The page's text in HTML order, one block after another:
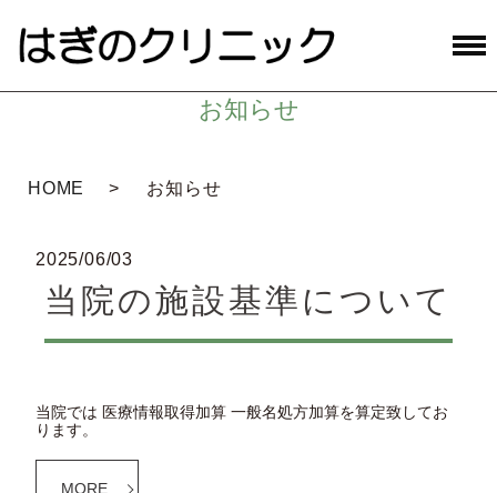
お知らせ
HOME お知らせ
2025/06/03
当院の施設基準について
当院では 医療情報取得加算 一般名処方加算を算定致してお
ります。
MORE